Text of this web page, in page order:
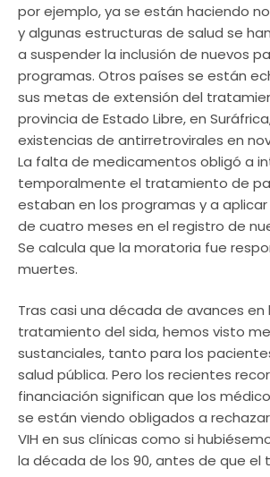
por ejemplo, ya se están haciendo
y algunas estructuras de salud se
a suspender la inclusión de nuevos
programas. Otros países se están
sus metas de extensión del
provincia de Estado Libre, en
existencias de antirretrovirales en
La falta de medicamentos obligó a
temporalmente el tratamiento de
estaban en los programas y a
de cuatro meses en el registro de
Se calcula que la moratoria fue
muertes.
Tras casi una década de avances
tratamiento del sida, hemos visto
sustanciales, tanto para los
salud pública. Pero los recientes
financiación significan que los
se están viendo obligados a
VIH en sus clínicas como si
la década de los 90, antes de que